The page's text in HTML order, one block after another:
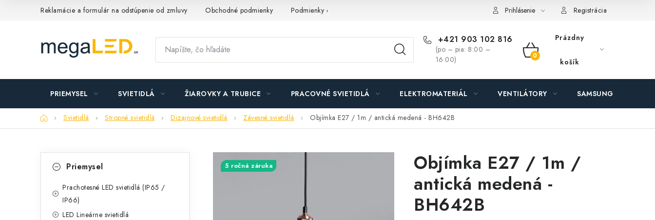
Reklamácie a formulár na odstúpenie od zmluvy Obchodné podmienky Podmienky ochrany osobných údajov O nás - MEGALED & JANTON Zákamenné Zľavy pre profíkov
Prihlásenie Registrácia
+421 903 102 816
(po – pia: 8:00 –
16:00)
NÁKUPNÝ
KOŠÍK
Prázdny
košík
PRIEMYSEL SVIETIDLÁ ŽIAROVKY A TRUBICE PRACOVNÉ SVIETIDLÁ ELEKTROMATERIÁL VENTILÁTORY SAMSUNG SVIETIDLÁ
DomovSvietidlá Stropné svietidlá Dizajnové svietidlá Závesné svietidlá Objímka E27 / 1m / antická medená - BH642B
kategóriePriemysel
Prachotesné LED svietidlá (IP65 /
IP66)
LED Lineárne svietidlá
Objímka E27 / 1m /
antická medená -
BH642B
5 ročná záruka